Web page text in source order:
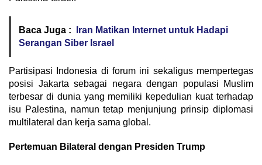
Baca Juga :
Iran Matikan Internet untuk Hadapi
Serangan Siber Israel
Partisipasi Indonesia di forum ini sekaligus mempertegas
posisi Jakarta sebagai negara dengan populasi Muslim
terbesar di dunia yang memiliki kepedulian kuat terhadap
isu Palestina, namun tetap menjunjung prinsip diplomasi
multilateral dan kerja sama global.
Pertemuan Bilateral dengan Presiden Trump